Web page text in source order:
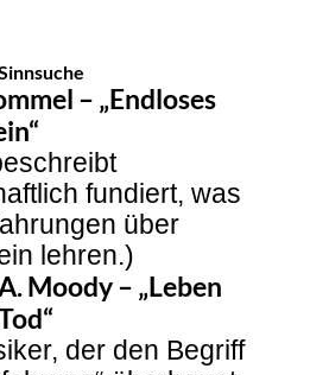
– „Endloses
fundiert, was
über
lehren.)
Moody – „Leben
der den Begriff